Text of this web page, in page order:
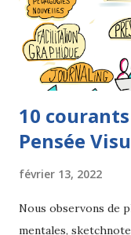
10
Pensée
février 13, 2022
Nous observons de
mentales,